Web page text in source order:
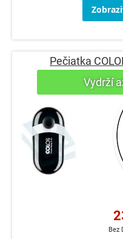
Pečiatka